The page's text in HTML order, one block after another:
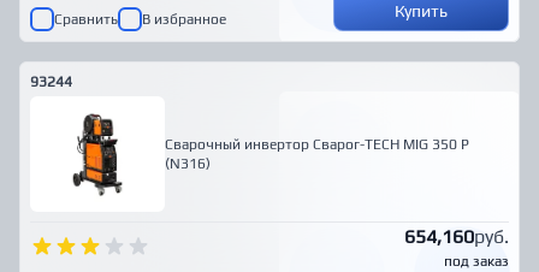
Сравнить В избранное Купить
93244
Сварочный инвертор Сварог-TECH MIG 350 P
(N316)
654,160руб.
под заказ